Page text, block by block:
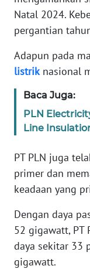
Natal 2024.
pergantian
Adapun pada
listriknasional
Baca Juga:
PLN
Line
PT PLN juga
primer dan
keadaan yang
Dengan daya
52 gigawatt, PT
daya sekitar 33
gigawatt.
REDAKSI
KARIR
DISCLAIMER
Wahana
Regional
WN
JABAR